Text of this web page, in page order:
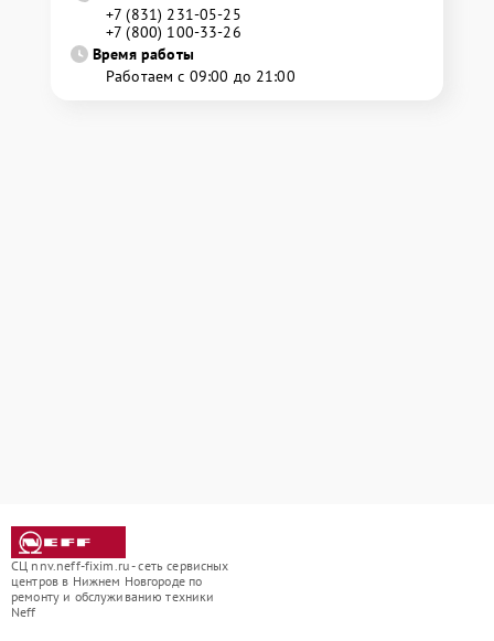
+7 (831) 231-05-25
+7 (800) 100-33-26
Время работы
Работаем с 09:00 до 21:00
СЦ nnv.neff-fixim.ru - сеть сервисных
центров в Нижнем Новгороде по
ремонту и обслуживанию техники
Neff